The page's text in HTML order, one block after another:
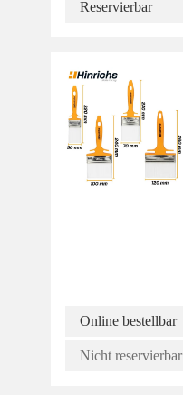
Reservierbar
Online bestellbar
Nicht reservierbar